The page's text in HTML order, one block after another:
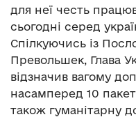
для неї честь
сьогодні серед
Спілкуючись із
Превольшек, Глава
відзначив вагому
насамперед 10
також гуманітарну